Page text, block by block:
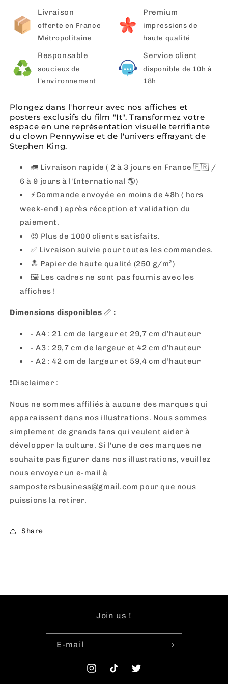
Livraison
offerte en France
Métropolitaine
Premium
impressions de
haute qualité
Responsable
soucieux de
l'environnement
Service client
disponible de 10h à
18h
Plongez dans l'horreur avec nos affiches et
posters exclusifs du film "It". Transformez votre
espace en une représentation visuelle terrifiante
du clown Pennywise et de l'univers effrayant de
Stephen King.
🚛 Livraison rapide ( 2 à 3 jours en France 🇫🇷 /
6 à 9 jours à l'International 🌎)
⚡️Commande envoyée en moins de 48h ( hors
week-end ) après réception et validation du
paiement.
😍 Plus de 1000 clients satisfaits.
✅ Livraison suivie pour toutes les commandes.
🔝 Papier de haute qualité (250 g/m²)
🖼 Les cadres ne sont pas fournis avec les
affiches !
Dimensions disponibles 📏 :
- A4 : 21 cm de largeur et 29,7 cm d’hauteur
- A3 : 29,7 cm de largeur et 42 cm d’hauteur
- A2 : 42 cm de largeur et 59,4 cm d’hauteur
❗️Disclaimer :
Nous ne sommes affiliés à aucune des marques qui
apparaissent dans nos illustrations. Nous sommes
simplement de grands fans qui veulent aider à
développer la culture. Si l'une de ces marques ne
souhaite pas figurer dans nos illustrations, veuillez
nous envoyer un e-mail à
sampostersbusiness@gmail.com pour que nous
puissions la retirer.
Share
Join us !
E-mail
InstagramTikTok Twitter